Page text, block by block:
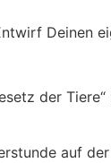
Deinen
der
auf